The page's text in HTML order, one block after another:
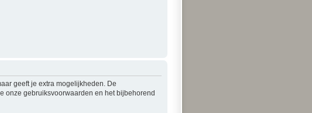
geeft je extra mogelijkheden. De
onze gebruiksvoorwaarden en het bijbehorend